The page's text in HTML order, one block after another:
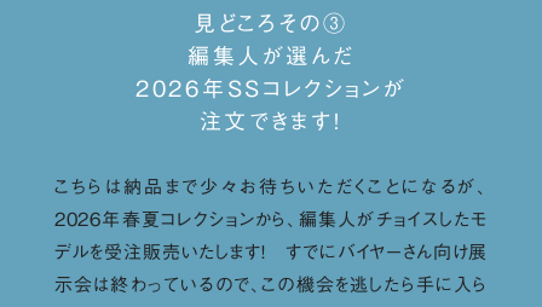
見どころその③
編集人が選んだ
2026年SSコレクションが
注文できます！
こちらは納品まで少々お待ちいただくことになるが、
2026年春夏コレクションから、編集人がチョイスしたモ
デルを受注販売いたします！ すでにバイヤーさん向け展
示会は終わっているので、この機会を逃したら手に入ら